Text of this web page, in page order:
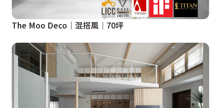
The Moo Deco│混搭風│70坪